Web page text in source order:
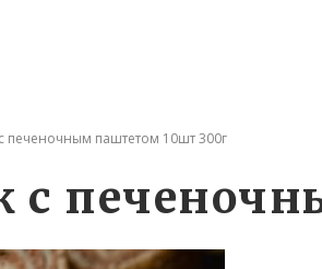
печеночным паштетом 10шт 300г
с